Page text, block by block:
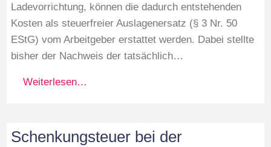
Ladevorrichtung, können die dadurch entstehenden
Kosten als steuerfreier Auslagenersatz (§ 3 Nr. 50
EStG) vom Arbeitgeber erstattet werden. Dabei stellte
bisher der Nachweis der tatsächlich…
Weiterlesen…
Schenkungsteuer bei der